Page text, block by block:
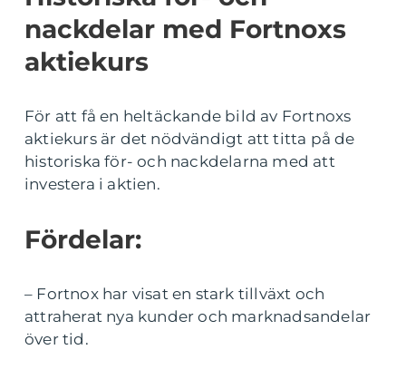
nackdelar med Fortnoxs
aktiekurs
För att få en heltäckande bild av Fortnoxs
aktiekurs är det nödvändigt att titta på de
historiska för- och nackdelarna med att
investera i aktien.
Fördelar:
– Fortnox har visat en stark tillväxt och
attraherat nya kunder och marknadsandelar
över tid.